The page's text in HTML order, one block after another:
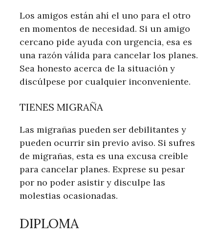
Los amigos están ahí el uno para el otro
en momentos de necesidad. Si un amigo
cercano pide ayuda con urgencia, esa es
una razón válida para cancelar los planes.
Sea honesto acerca de la situación y
discúlpese por cualquier inconveniente.
TIENES MIGRAÑA
Las migrañas pueden ser debilitantes y
pueden ocurrir sin previo aviso. Si sufres
de migrañas, esta es una excusa creíble
para cancelar planes. Exprese su pesar
por no poder asistir y disculpe las
molestias ocasionadas.
DIPLOMA